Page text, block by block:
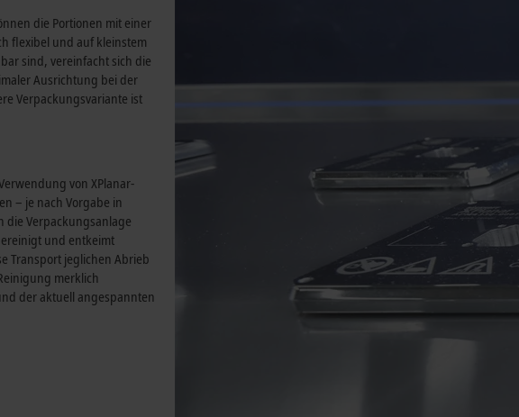
die Portionen mit einer
flexibel und auf kleinstem
sind, vereinfacht sich die
Ausrichtung bei der
Verpackungsvariante ist
von XPlanar-
– je nach Vorgabe in
die Verpackungsanlage
und entkeimt
Transport jeglichen Abrieb
merklich
der aktuell angespannten